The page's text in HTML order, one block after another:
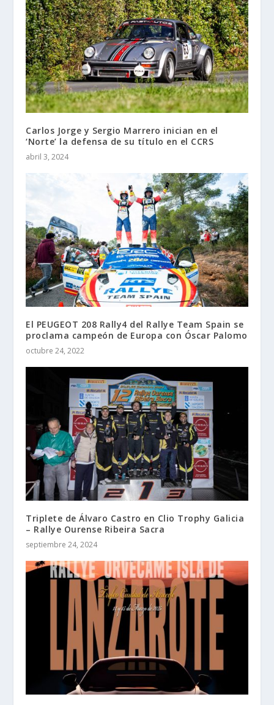
Carlos Jorge y Sergio Marrero inician en el
‘Norte’ la defensa de su título en el CCRS
abril 3, 2024
El PEUGEOT 208 Rally4 del Rallye Team Spain se
proclama campeón de Europa con Óscar Palomo
octubre 24, 2022
Triplete de Álvaro Castro en Clio Trophy Galicia
– Rallye Ourense Ribeira Sacra
septiembre 24, 2024